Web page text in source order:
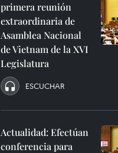
primera reunión
extraordinaria de
Asamblea Nacional
de Vietnam de la XVI
Legislatura
ESCUCHAR
Actualidad: Efectúan
conferencia para